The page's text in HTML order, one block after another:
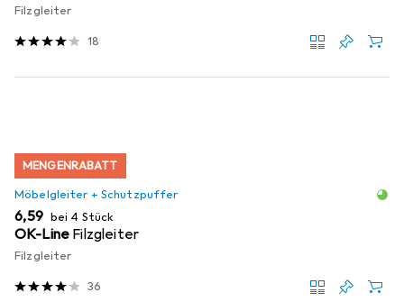
Filzgleiter
18
MENGENRABATT
Möbelgleiter + Schutzpuffer
EUR
6,59 bei 4 Stück
OK-Line Filzgleiter
Filzgleiter
36